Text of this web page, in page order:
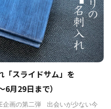
スライドサム」を
月29日まで）
企画の第二弾 出会いが少ない今